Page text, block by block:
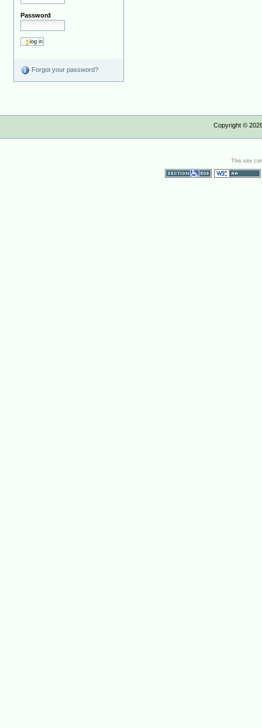
Password
Forgot your password?
Copyright ©
This site